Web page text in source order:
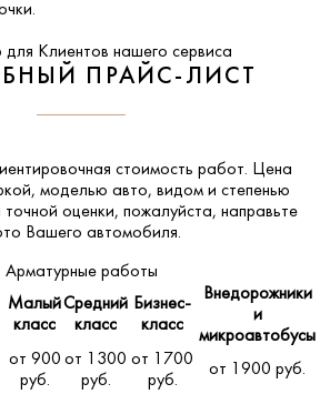
для Клиентов нашего сервиса
ПРАЙС-ЛИСТ
стоимость работ. Цена
моделью авто, видом и степенью
оценки, пожалуйста, направьте
Вашего автомобиля.
Арматурные работы
Малый
класс
Средний
класс
Бизнес-
класс
Внедорожники
и
микроавтобусы
от 900
руб.
от 1300
руб.
от 1700
руб.
от 1900 руб.